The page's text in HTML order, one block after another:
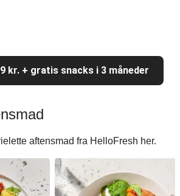
kr. + gratis snacks i 3 måneder
aftensmad fra HelloFresh her.